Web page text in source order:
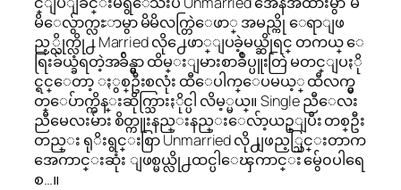
မိေလွ်ာက္လႊာမွာ မိမိလက္တြဲေဖာ္ အမည္ကို ေရာျဖ
ည့္လိုက္လို႕ Married လို႕ေဖာ္ျပခဲ့မယ္ဆိုရင္ တကယ္ ေ
ရြးခ်ယ္ခံရတဲ့အခ်ိန္မွာ ထိမ္းျမားစာခ်ဳပ္ပူးတြဲ မတင္ျပႏို
င္ရင္ေတာ့ ႏွစ္ဦးစလုံး ထီေပါက္ေပမယ့္ ထီလက္မွ
တ္ေပ်ာက္ကိန္းဆိုက္သြားႏိုင္ပါ လိမ့္မယ္။ Single ညီေလး
ညီမေလးမ်ား စိတ္ကူးနည္းနည္းေလ်ာ့ယဥ္ျပီး တစ္ဦး
တည္း ရုိးရွင္းစြာ Unmarried လို႕ျဖည့္သြင္းတာက
အေကာင္းဆုံး ျဖစ္မယ္လို႕ထင္ပါေၾကာင္း မွ်ေ၀ပါရေ
စ…။